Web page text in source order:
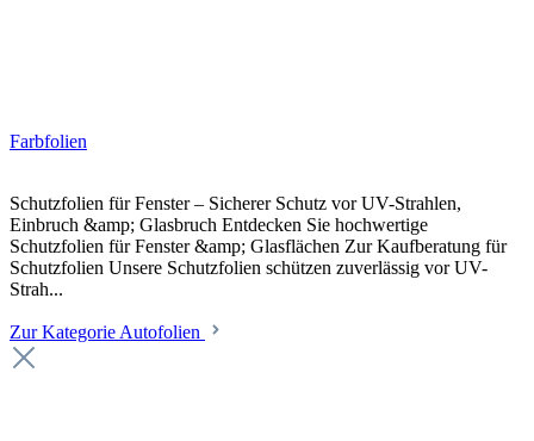
Farbfolien
Schutzfolien für Fenster – Sicherer Schutz vor UV-Strahlen,
Einbruch &amp; Glasbruch Entdecken Sie hochwertige
Schutzfolien für Fenster &amp; Glasflächen Zur Kaufberatung für
Schutzfolien Unsere Schutzfolien schützen zuverlässig vor UV-
Strah...
Zur Kategorie Autofolien